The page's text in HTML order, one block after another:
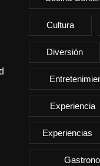
Cultura
Diversión
Experiencia
Experiencias